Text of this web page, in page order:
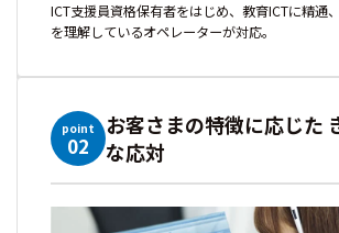
ICT支援員資格保有者をはじめ、教育ICTに精通
を理解しているオペレーターが対応。
point
02
お客さまの特徴に応じた
な応対